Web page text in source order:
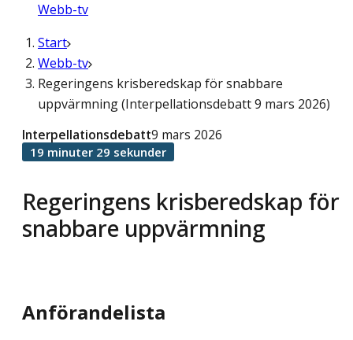
Webb-tv
Start
Webb-tv
Regeringens krisberedskap för snabbare
uppvärmning (Interpellationsdebatt 9 mars 2026)
Regeringens krisberedskap för
snabbare uppvärmning
Interpellationsdebatt9 mars 2026
19 minuter 29 sekunder
Anförandelista